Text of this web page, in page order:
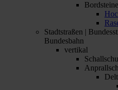
Bordsteine
Stadtstraßen |
Bundesbahn
vertikal